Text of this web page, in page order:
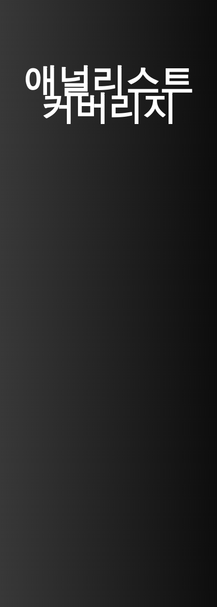
애널리스트
커버리지